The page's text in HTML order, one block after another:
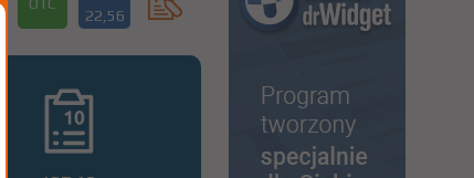
22,56